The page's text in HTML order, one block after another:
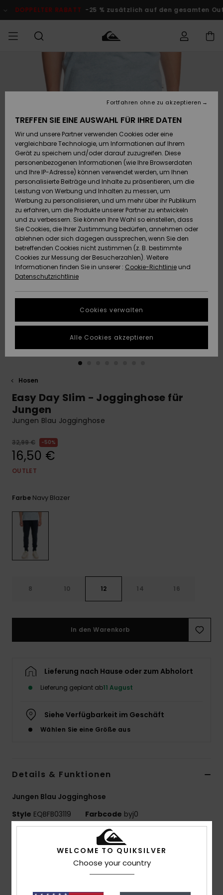
Produktinformation
DOPPELTER RABATT -25 % zusätzlich auf den gesamten
MÄNNER
Accessoires
Schuhe&
Flip-Flops
Surf
Snow
Brandneu
Highlights
Accessoires
Schuhe&
Flip-Flops
Surf
Snow
Brandneu
Highlights
FRAUEN
Brandneu
Highlights
Snow
SURF
Kinder
Highlights
Community
SNOW
Snow Shop
Kinder
Snow Shop
Damen
Highlights
Community
DOPPELTER
RABATT
KINDER
Outlet
Frauen
HILFE & KONTAKT
Retouren
Bezahlung
Geschenkkarte
Quiksilver
Freedom
Datenschutz
Starten Sie eine
um die
schnellste
Antwort auf Ihre
Finden Sie
die häufigsten
NACHHALTIGKEIT
SHOPS
QUIKSILVER APP
WUNSCHLISTE
Hosen
Easy Day Slim - Jogginghose für
Jungen
Jungen Blau Jogginghose
32,99 € 50%
16,50 €
OUTLET
Farbe Navy Blazer
8 10 12 14 16
In den Warenkorb
Lieferung nach Hause oder zum Abholort
Lieferung geplant ab11 August
Siehe Verfügbarkeit im Geschäft
Wählen Sie eine Größe aus
Details & Funktionen
Jungen Blau Jogginghose
Style EQBFB03119 Farbcode byj0
Baumwoll-Polyester-Mischgewebe [280 g /
WELCOME TO QUIKSILVER
Choose your country
TREFFEN SIE EINE AUSWAHL FÜR IHRE DATEN
Wir und unsere Partner verwenden Cookies oder eine
vergleichbare Technologie, um Informationen auf Ihrem
Gerät zu speichern und/oder darauf zuzugreifen. Diese
personenbezogenen Informationen (wie Ihre Browserdaten
und Ihre IP-Adresse) können verwendet werden, um Ihnen
personalisierte Beiträge und Inhalte zu präsentieren, um die
Leistung von Werbung und Inhalten zu messen, um
Werbung zu personalisieren, und um mehr über ihr Publikum
zu erfahren, um die Produkte unserer Partner zu entwickeln
und zu verbessern. Sie können Ihre Wahl so einstellen, dass
Sie Cookies, die Ihrer Zustimmung bedürfen, annehmen oder
ablehnen oder sich dagegen aussprechen, wenn Sie den
betreffenden Cookies nicht zustimmen (z. B. bestimmte
Cookies zur Messung der Besucherzahlen). Weitere
Informationen finden Sie in unserer : Cookie-Richtlinie und
Datenschutzrichtlinie
Cookies verwalten
Fortfahren ohne zu akzeptieren
Alle Cookies akzeptieren